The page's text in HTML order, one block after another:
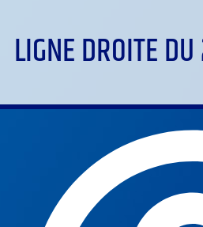
LIGNE DROITE